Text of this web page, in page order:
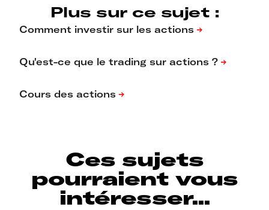
Plus sur ce sujet :
Ces sujets
pourraient vous
intéresser...